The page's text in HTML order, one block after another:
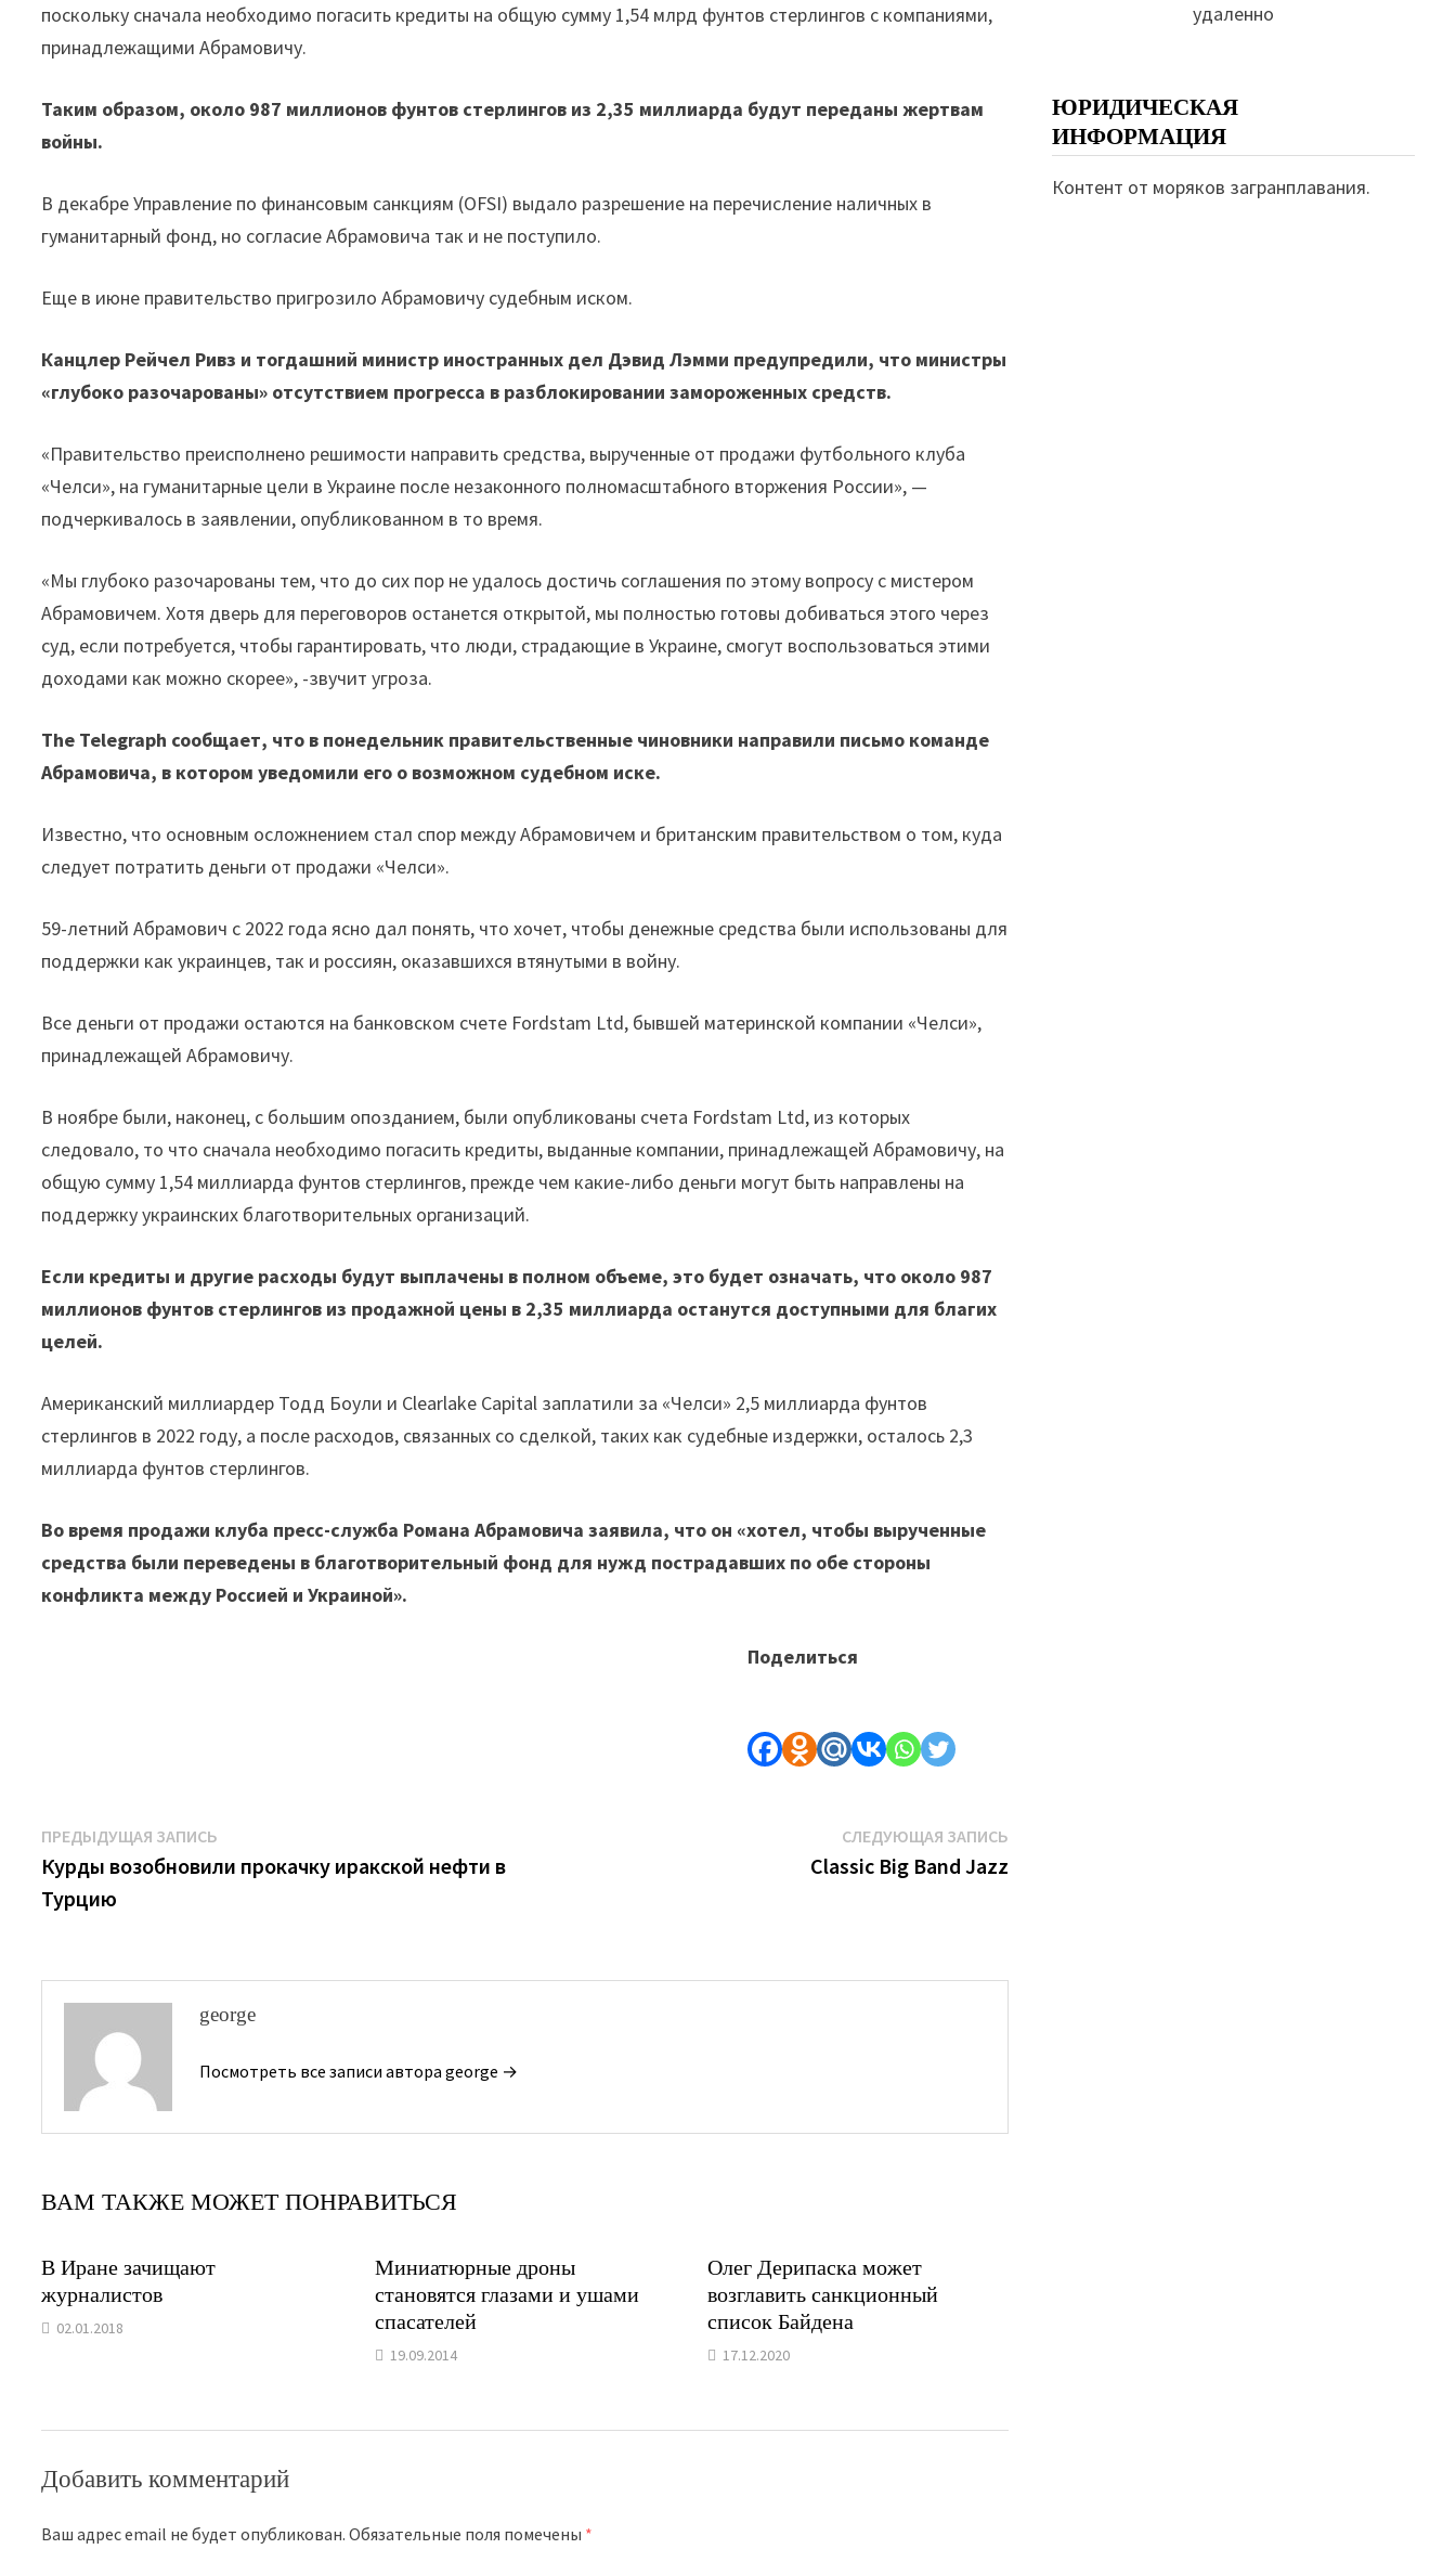
поскольку сначала необходимо погасить кредиты на общую сумму 1,54 млрд фунтов стерлингов с компаниями,
принадлежащими Абрамовичу.
Таким образом, около 987 миллионов фунтов стерлингов из 2,35 миллиарда будут переданы жертвам
войны.
В декабре Управление по финансовым санкциям (OFSI) выдало разрешение на перечисление наличных в
гуманитарный фонд, но согласие Абрамовича так и не поступило.
Еще в июне правительство пригрозило Абрамовичу судебным иском.
Канцлер Рейчел Ривз и тогдашний министр иностранных дел Дэвид Лэмми предупредили, что министры
«глубоко разочарованы» отсутствием прогресса в разблокировании замороженных средств.
«Правительство преисполнено решимости направить средства, вырученные от продажи футбольного клуба
«Челси», на гуманитарные цели в Украине после незаконного полномасштабного вторжения России», —
подчеркивалось в заявлении, опубликованном в то время.
«Мы глубоко разочарованы тем, что до сих пор не удалось достичь соглашения по этому вопросу с мистером
Абрамовичем. Хотя дверь для переговоров останется открытой, мы полностью готовы добиваться этого через
суд, если потребуется, чтобы гарантировать, что люди, страдающие в Украине, смогут воспользоваться этими
доходами как можно скорее», -звучит угроза.
The Telegraph сообщает, что в понедельник правительственные чиновники направили письмо команде
Абрамовича, в котором уведомили его о возможном судебном иске.
Известно, что основным осложнением стал спор между Абрамовичем и британским правительством о том, куда
следует потратить деньги от продажи «Челси».
59-летний Абрамович с 2022 года ясно дал понять, что хочет, чтобы денежные средства были использованы для
поддержки как украинцев, так и россиян, оказавшихся втянутыми в войну.
Все деньги от продажи остаются на банковском счете Fordstam Ltd, бывшей материнской компании «Челси»,
принадлежащей Абрамовичу.
В ноябре были, наконец, с большим опозданием, были опубликованы счета Fordstam Ltd, из которых
следовало, то что сначала необходимо погасить кредиты, выданные компании, принадлежащей Абрамовичу, на
общую сумму 1,54 миллиарда фунтов стерлингов, прежде чем какие-либо деньги могут быть направлены на
поддержку украинских благотворительных организаций.
Если кредиты и другие расходы будут выплачены в полном объеме, это будет означать, что около 987
миллионов фунтов стерлингов из продажной цены в 2,35 миллиарда останутся доступными для благих
целей.
Американский миллиардер Тодд Боули и Clearlake Capital заплатили за «Челси» 2,5 миллиарда фунтов
стерлингов в 2022 году, а после расходов, связанных со сделкой, таких как судебные издержки, осталось 2,3
миллиарда фунтов стерлингов.
Во время продажи клуба пресс-служба Романа Абрамовича заявила, что он «хотел, чтобы вырученные
средства были переведены в благотворительный фонд для нужд пострадавших по обе стороны
конфликта между Россией и Украиной».
Поделиться
Навигация
по
записям
ПРЕДЫДУЩАЯ ЗАПИСЬ
запись:
Курды возобновили прокачку иракской нефти в
Турцию
СЛЕДУЮЩАЯ ЗАПИСЬСледующая
запись:
Classic Big Band Jazz
george
Посмотреть все записи автора george →
ВАМ ТАКЖЕ МОЖЕТ ПОНРАВИТЬСЯ
В Иране зачищают
журналистов
02.01.2018
Миниатюрные дроны
становятся глазами и ушами
спасателей
19.09.2014
Олег Дерипаска может
возглавить санкционный
список Байдена
17.12.2020
Добавить комментарий
Ваш адрес email не будет опубликован. Обязательные поля помечены *
удаленно
ЮРИДИЧЕСКАЯ
ИНФОРМАЦИЯ
Контент от моряков загранплавания.